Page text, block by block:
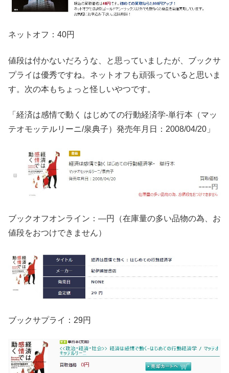
ネットオフ：40円
値段は付かないだろうな、と思っていましたが、ブックサ
プライは優秀ですね。ネットオフも頑張っていると思いま
す。次の本もちょっと怪しいやつです。
「経済は感情で動く はじめての行動経済学-単行本（マッ
テオモッテルリーニ/泉典子）発売年月日：2008/04/20」
ブックオフオンライン：—円（在庫量の多い品物の為、お
値段をおつけできません）
ブックサプライ：29円